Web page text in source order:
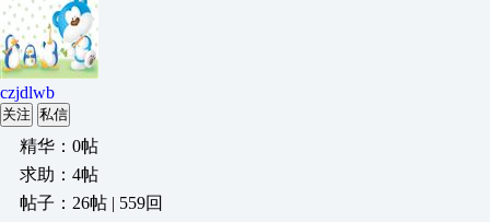
czjdlwb
关注 私信
精华：0帖
求助：4帖
帖子：26帖 | 559回